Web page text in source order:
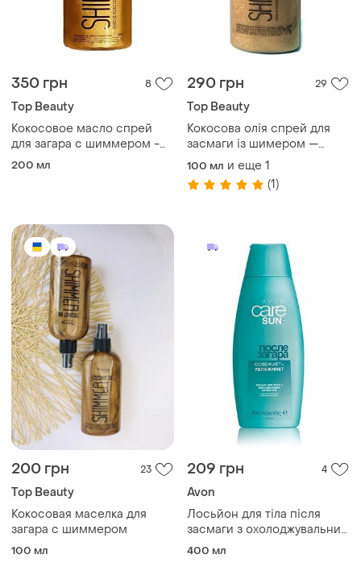
350 грн 8
Top Beauty
Кокосовое масло спрей
для загара с шиммером -
бронзатор top beauty
200 мл
290 грн 29
Top Beauty
Кокосова олія спрей для
засмаги із шимером —
бронзатор top beauty
coconut oil shimmer 100 ml
100 мл и еще 1
(1)
200 грн 23
Top Beauty
Кокосовая маселка для
загара с шиммером
100 мл
209 грн 4
Avon
Лосьйон для тіла після
засмаги з охолоджувальним
ефектом, 400 мл
400 мл